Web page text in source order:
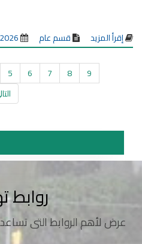
إقرأ المزيد قسم عام 2026-08-05
5 6 7 8
9
عرض لأهم الروابط التى